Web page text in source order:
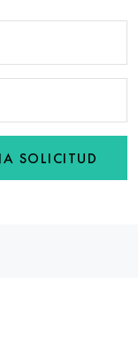
SOLICITUD